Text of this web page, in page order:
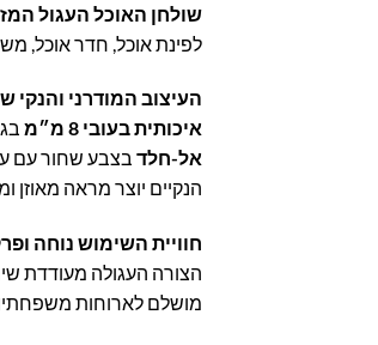
שולחן האוכל העגול
לפינת אוכל, חדר אוכל,
העיצוב המודרני והנקי
איכותית בעובי 8 מ״מ
אל-חלד בצבע שחור עם
הנקיים יוצר מראה מאוזן
חוויית השימוש נוחה
הצורה העגולה מעודדת
מושלם לארוחות